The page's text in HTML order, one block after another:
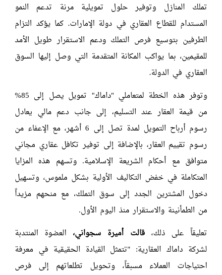
تملك المنازل وتوفير حلول تمويلية مرنة تدعم النمو
المستدام للقطاع العقاري في دولة الإمارات. كما يؤكد التزام
الطرفين بتوسيع فرص التملك ودعم الاستقرار طويل الأمد
للمقيمين، بما يواكب المكانة المتقدمة التي وصل إليها السوق
العقاري في الدولة.
وتوفر هذه الخطة لمتعاملي "داماك" تمويل يصل إلى 85%
من قيمة العقار عند التسليم، إلى جانب دعم مالي يعادل
رسوم أرباح التمويل لمدة تصل إلى 6 أشهر، مع الإعفاء من
رسوم تقييم العقار، بالإضافة إلى توفير تكافل عقاري مجاني
متوافق مع أحكام الشريعة الإسلامية. وتسهم هذه المزايا
المتكاملة في خفض التكاليف الأولية بشكل ملموس، وتسهيل
دخول المشترين الجدد إلى سوق التملك، مع منحهم مزيداً
من الطمأنينة والاستقرار منذ اليوم الأول.
تعليقاً على ذلك،قالت أميرة سجواني، العضوة المنتدبة
لشركة داماك العقارية: "تتمثل القيادة الحقيقية في معرفة
احتياجات العملاء مسبقاً، وتحويل تطلعاتهم إلى فرص